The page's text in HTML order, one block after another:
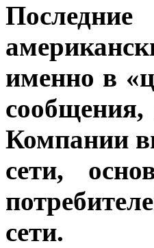
именно в
сообщения,
Компании
сети,
сети.